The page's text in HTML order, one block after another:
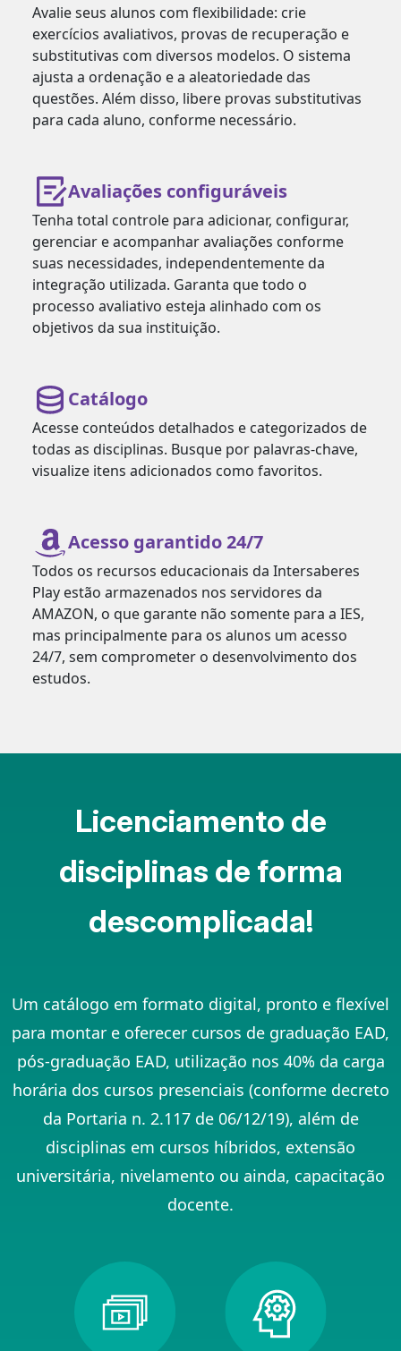
Avalie seus alunos com flexibilidade: crie
exercícios avaliativos, provas de recuperação e
substitutivas com diversos modelos. O sistema
ajusta a ordenação e a aleatoriedade das
questões. Além disso, libere provas substitutivas
para cada aluno, conforme necessário.
Avaliações configuráveis
Tenha total controle para adicionar, configurar,
gerenciar e acompanhar avaliações conforme
suas necessidades, independentemente da
integração utilizada. Garanta que todo o
processo avaliativo esteja alinhado com os
objetivos da sua instituição.
Catálogo
Acesse conteúdos detalhados e categorizados de
todas as disciplinas. Busque por palavras-chave,
visualize itens adicionados como favoritos.
Acesso garantido 24/7
Todos os recursos educacionais da Intersaberes
Play estão armazenados nos servidores da
AMAZON, o que garante não somente para a IES,
mas principalmente para os alunos um acesso
24/7, sem comprometer o desenvolvimento dos
estudos.
Licenciamento de
disciplinas de forma
descomplicada!
Um catálogo em formato digital, pronto e flexível
para montar e oferecer cursos de graduação EAD,
pós-graduação EAD, utilização nos 40% da carga
horária dos cursos presenciais (conforme decreto
da Portaria n. 2.117 de 06/12/19), além de
disciplinas em cursos híbridos, extensão
universitária, nivelamento ou ainda, capacitação
docente.